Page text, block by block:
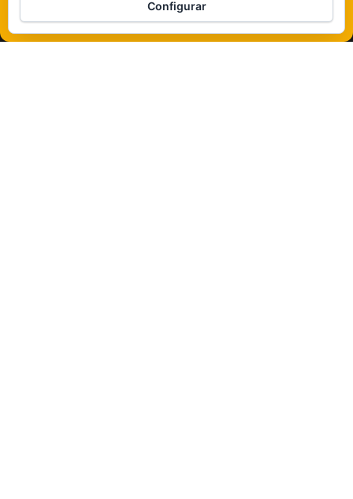
Política de cookies
Funciona gracias aWordPress |Tema:Envo Magazine
Configurar